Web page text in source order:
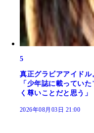
5
真正グラビアアイド
「少年誌に載ってい
く尊いことだと思う」
2026年08月03日 21:00